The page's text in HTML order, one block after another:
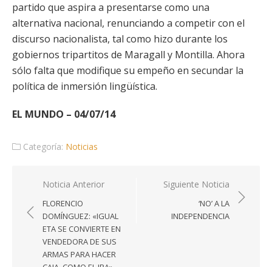
partido que aspira a presentarse como una
alternativa nacional, renunciando a competir con el
discurso nacionalista, tal como hizo durante los
gobiernos tripartitos de Maragall y Montilla. Ahora
sólo falta que modifique su empeño en secundar la
política de inmersión lingüística.
EL MUNDO – 04/07/14
Categoría: Noticias
Navegación
entradas
Noticia Anterior
FLORENCIO
DOMÍNGUEZ: «IGUAL
ETA SE CONVIERTE EN
VENDEDORA DE SUS
ARMAS PARA HACER
Siguiente Noticia
‘NO’ A LA
INDEPENDENCIA